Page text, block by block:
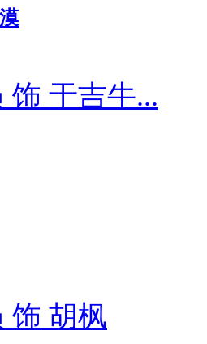
饰 于吉牛...
饰 胡枫